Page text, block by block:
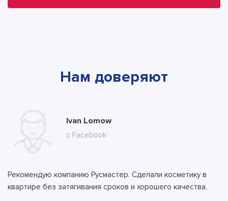
Нам доверяют
Мария Сергеевна Комарова
с сайта
Ivan Lomow
с Facebook
Рекомендую компанию Русмастер. Сделали косметику в
квартире без затягивания сроков и хорошего качества.
Ильяс Бекеров
с сайта
Алла
с сайта
Тимур
с сайта